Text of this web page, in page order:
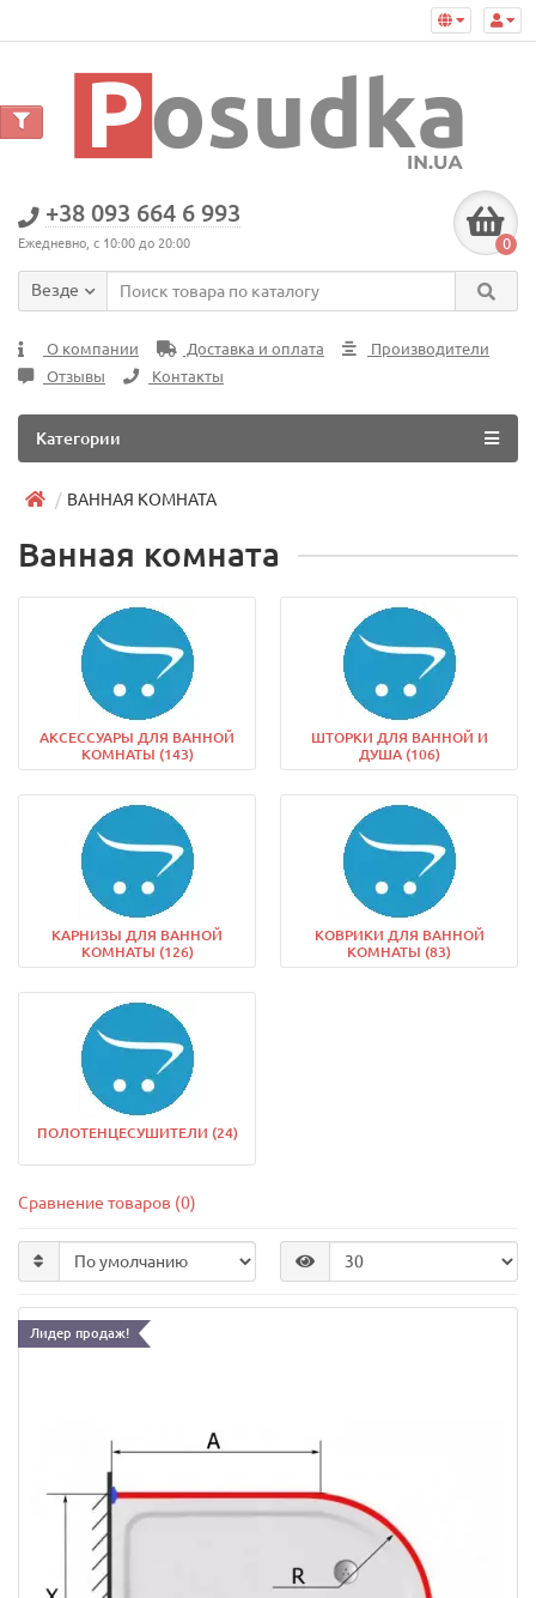
+38 093 664 6 993
Ежедневно, с 10:00 до 20:00 0
Везде
О компании Доставка и оплата
Производители
Отзывы
Контакты
Категории
ВАННАЯ КОМНАТА
Ванная комната
АКСЕССУАРЫ ДЛЯ ВАННОЙ
КОМНАТЫ (143)
ШТОРКИ ДЛЯ ВАННОЙ И
ДУША (106)
КАРНИЗЫ ДЛЯ ВАННОЙ
КОМНАТЫ (126)
КОВРИКИ ДЛЯ ВАННОЙ
КОМНАТЫ (83)
ПОЛОТЕНЦЕСУШИТЕЛИ (24)
Сравнение товаров (0)
Лидер продаж!